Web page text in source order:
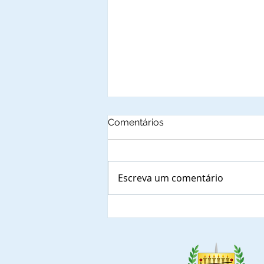
presença nas solenidades
Comentários
Escreva um comentário